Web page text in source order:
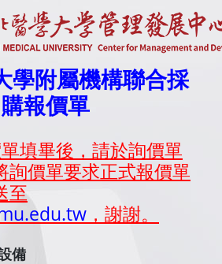
學附屬機構聯合採
購報價單
填畢後，請於詢價單
詢價單要求正式報價單
至
，謝謝。
備